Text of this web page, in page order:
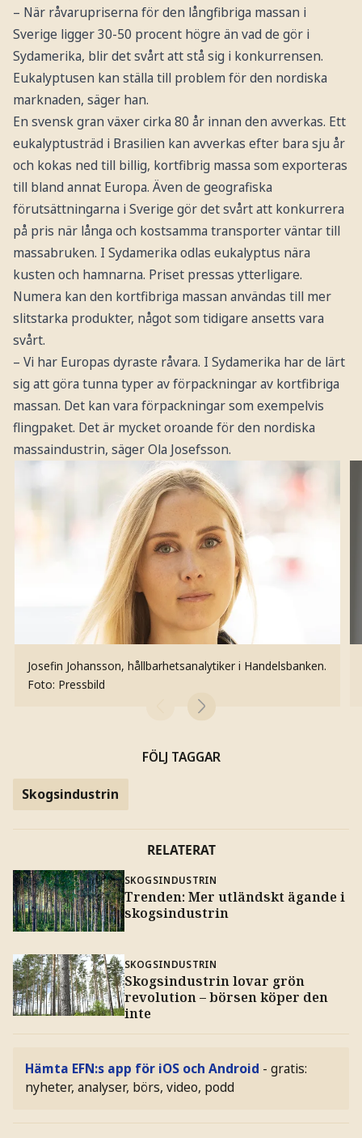
– När råvarupriserna för den långfibriga massan i
Sverige ligger 30-50 procent högre än vad de gör i
Sydamerika, blir det svårt att stå sig i konkurrensen.
Eukalyptusen kan ställa till problem för den nordiska
marknaden, säger han.
En svensk gran växer cirka 80 år innan den avverkas. Ett
eukalyptusträd i Brasilien kan avverkas efter bara sju år
och kokas ned till billig, kortfibrig massa som exporteras
till bland annat Europa. Även de geografiska
förutsättningarna i Sverige gör det svårt att konkurrera
på pris när långa och kostsamma transporter väntar till
massabruken. I Sydamerika odlas eukalyptus nära
kusten och hamnarna. Priset pressas ytterligare.
Numera kan den kortfibriga massan användas till mer
slitstarka produkter, något som tidigare ansetts vara
svårt.
– Vi har Europas dyraste råvara. I Sydamerika har de lärt
sig att göra tunna typer av förpackningar av kortfibriga
massan. Det kan vara förpackningar som exempelvis
flingpaket. Det är mycket oroande för den nordiska
massaindustrin, säger Ola Josefsson.
Josefin Johansson, hållbarhetsanalytiker i Handelsbanken.
Foto: Pressbild
FÖLJ TAGGAR
Skogsindustrin
RELATERAT
SKOGSINDUSTRIN
Trenden: Mer utländskt ägande i
skogsindustrin
SKOGSINDUSTRIN
Skogsindustrin lovar grön
revolution – börsen köper den
inte
Hämta EFN:s app för iOS och Android - gratis:
nyheter, analyser, börs, video, podd